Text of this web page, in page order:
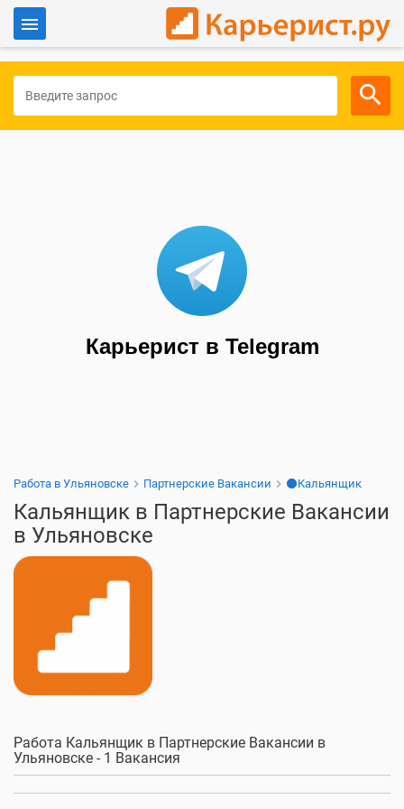
Для работодателей
Карьерист в Telegram
Работа в Ульяновске Партнерские Вакансии ⚫Кальянщик
Кальянщик в Партнерские Вакансии
в Ульяновске
Работа Кальянщик в Партнерские Вакансии в
Ульяновске - 1 Вакансия